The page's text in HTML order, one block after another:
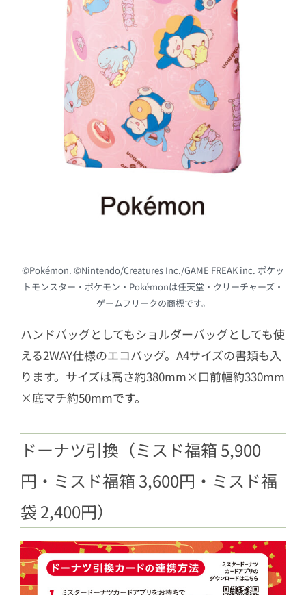
©Pokémon. ©Nintendo/Creatures Inc./GAME FREAK inc. ポケッ
トモンスター・ポケモン・Pokémonは任天堂・クリーチャーズ・
ゲームフリークの商標です。
ハンドバッグとしてもショルダーバッグとしても使
える2WAY仕様のエコバッグ。A4サイズの書類も入
ります。サイズは高さ約380mm×口前幅約330mm
×底マチ約50mmです。
ドーナツ引換（ミスド福箱 5,900
円・ミスド福箱 3,600円・ミスド福
袋 2,400円）